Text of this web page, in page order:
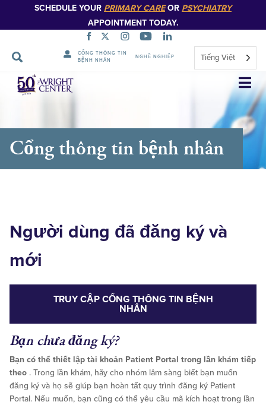
SCHEDULE YOUR PRIMARY CAREOR PSYCHIATRY
APPOINTMENT TODAY.
CỔNG THÔNG TIN
BỆNH NHÂN
NGHỀ NGHIỆP Tiếng Việt
Bỏ
qua
Cổng thông tin bệnh nhân
Người dùng đã đăng ký và
mới
TRUY CẬP CỔNG THÔNG TIN BỆNH
NHÂN
Bạn chưa đăng ký?
Bạn có thể thiết lập tài khoản Patient Portal trong lần khám tiếp
theo . Trong lần khám, hãy cho nhóm lâm sàng biết bạn muốn
đăng ký và họ sẽ giúp bạn hoàn tất quy trình đăng ký Patient
Portal. Nếu muốn, bạn cũng có thể yêu cầu mã kích hoạt trong lần